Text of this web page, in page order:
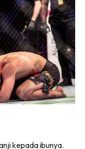
kepada ibunya.